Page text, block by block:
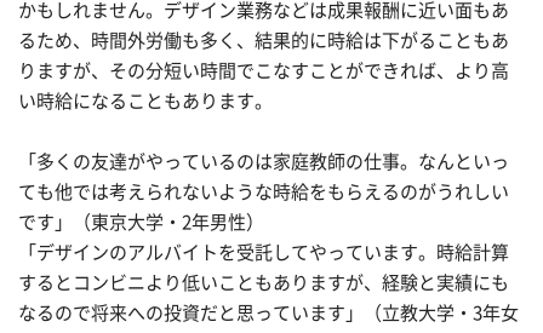
かもしれません。デザイン業務などは成果報酬に近い面もあ
るため、時間外労働も多く、結果的に時給は下がることもあ
りますが、その分短い時間でこなすことができれば、より高
い時給になることもあります。
「多くの友達がやっているのは家庭教師の仕事。なんといっ
ても他では考えられないような時給をもらえるのがうれしい
です」（東京大学・2年男性）
「デザインのアルバイトを受託してやっています。時給計算
するとコンビニより低いこともありますが、経験と実績にも
なるので将来への投資だと思っています」（立教大学・3年女